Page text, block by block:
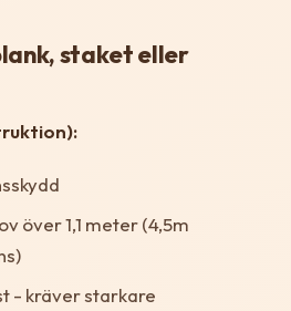
staket eller
över 1,1 meter (4,5m
- kräver starkare